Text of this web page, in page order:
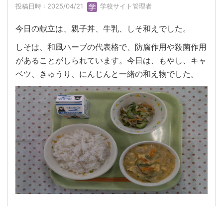
投稿日時 : 2025/04/21 学校サイト管理者
今日の献立は、親子丼、牛乳、しそ和えでした。
しそは、和風ハーブの代表格で、防腐作用や殺菌作用
があることがしられています。今日は、もやし、キャ
ベツ、きゅうり、にんじんと一緒の和え物でした。